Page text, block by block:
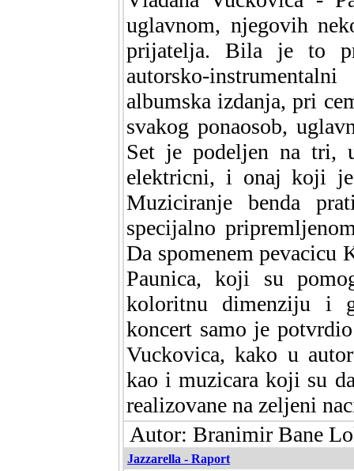
uglavnom, njegovih
prijatelja. Bila je to
autorsko-
albumska izdanja, pri
svakog ponaosob,
Set je podeljen na tri,
elektricni, i onaj koji
Muziciranje benda
specijalno
Da spomenem pevacicu
Paunica, koji su
koloritnu dimenziju i
koncert samo je
Vuckovica, kako u
kao i muzicara koji su
realizovane na zeljeni
Autor: Branimir Bane
Jazzarella - Raport